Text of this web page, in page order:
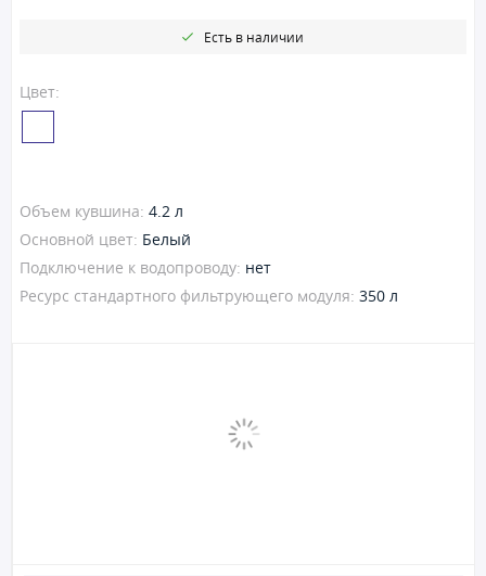
Цвет:
Есть в наличии
Объем кувшина: 4.2 л
Основной цвет: Белый
Подключение к водопроводу: нет
Ресурс стандартного фильтрующего модуля: 350 л